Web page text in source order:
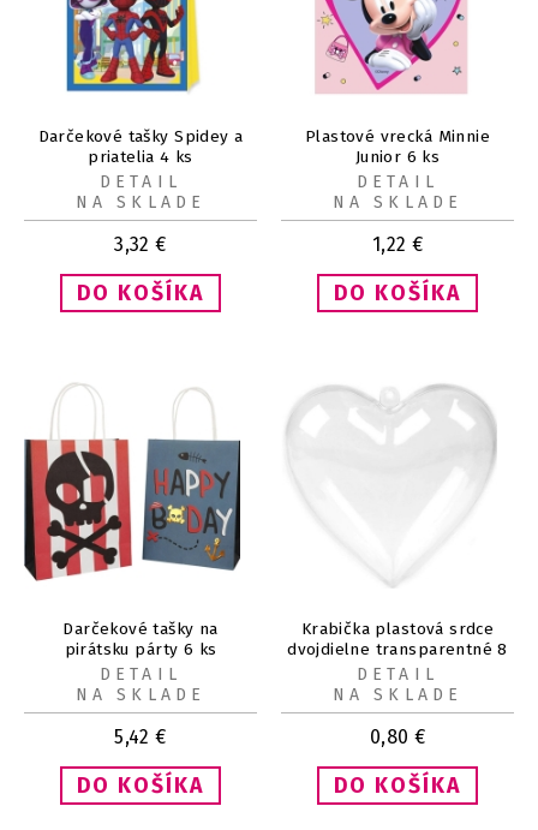
Darčekové tašky Spidey a
priatelia 4 ks
3,32 €
DETAIL
NA SKLADE
Plastové vrecká Minnie
Junior 6 ks
1,22 €
DETAIL
NA SKLADE
Darčekové tašky na
pirátsku párty 6 ks
5,42 €
DETAIL
NA SKLADE
Krabička plastová srdce
dvojdielne transparentné 8
x 8 cm
0,80 €
DETAIL
NA SKLADE